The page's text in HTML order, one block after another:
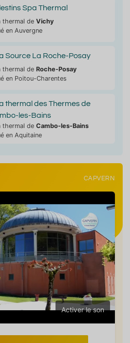
Spa Thermal
thermal de Vichy
en Auvergne
Source La Roche-Posay
thermal de Roche-Posay
en Poitou-Charentes
thermal des Thermes de
les-Bains
thermal de Cambo-les-Bains
en Aquitaine
CAPVERN
Activer le son